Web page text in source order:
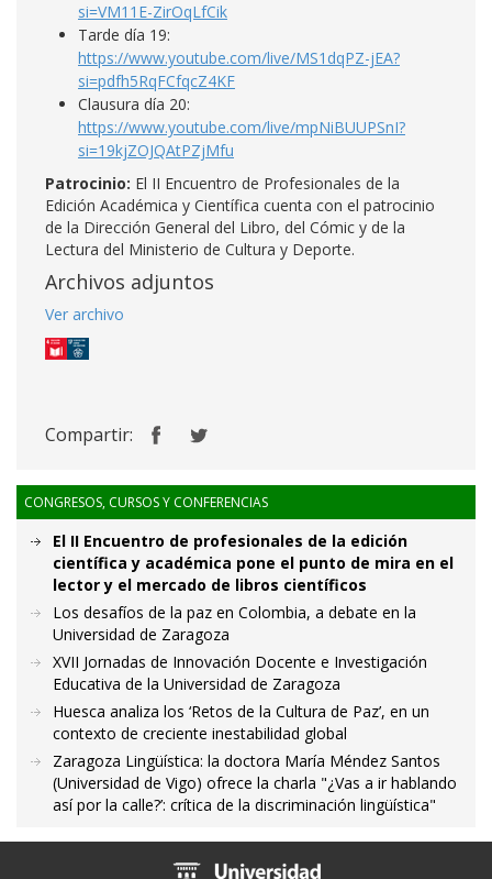
si=VM11E-ZirOqLfCik
Tarde día 19:
https://www.youtube.com/live/MS1dqPZ-jEA?
si=pdfh5RqFCfqcZ4KF
Clausura día 20:
https://www.youtube.com/live/mpNiBUUPSnI?
si=19kjZOJQAtPZjMfu
Patrocinio: El II Encuentro de Profesionales de la
Edición Académica y Científica cuenta con el patrocinio
de la Dirección General del Libro, del Cómic y de la
Lectura del Ministerio de Cultura y Deporte.
Archivos adjuntos
Ver archivo
Compartir:
CONGRESOS, CURSOS Y CONFERENCIAS
El II Encuentro de profesionales de la edición
científica y académica pone el punto de mira en el
lector y el mercado de libros científicos
Los desafíos de la paz en Colombia, a debate en la
Universidad de Zaragoza
XVII Jornadas de Innovación Docente e Investigación
Educativa de la Universidad de Zaragoza
Huesca analiza los ‘Retos de la Cultura de Paz’, en un
contexto de creciente inestabilidad global
Zaragoza Lingüística: la doctora María Méndez Santos
(Universidad de Vigo) ofrece la charla "¿Vas a ir hablando
así por la calle?’: crítica de la discriminación lingüística"